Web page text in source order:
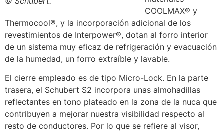
COOLMAX® y
Thermocool®, y la incorporación adicional de los
revestimientos de Interpower®, dotan al forro interior
de un sistema muy eficaz de refrigeración y evacuación
de la humedad, un forro extraíble y lavable.
El cierre empleado es de tipo Micro-Lock. En la parte
trasera, el Schubert S2 incorpora unas almohadillas
reflectantes en tono plateado en la zona de la nuca que
contribuyen a mejorar nuestra visibilidad respecto al
resto de conductores. Por lo que se refiere al visor,